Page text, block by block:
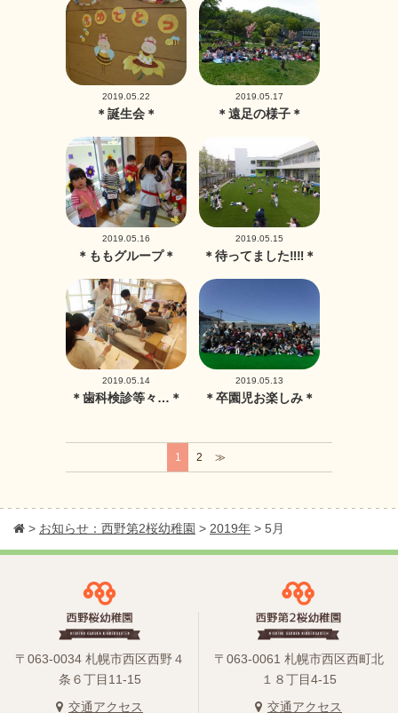
2019.05.22
＊誕生会＊
2019.05.17
＊遠足の様子＊
2019.05.16
＊ももグループ＊
2019.05.15
＊待ってました‼‼＊
2019.05.14
＊歯科検診等々…＊
2019.05.13
＊卒園児お楽しみ＊
1 2 ≫
> お知らせ：西野第2桜幼稚園 > 2019年 > 5月
〒063-0034 札幌市西区西野４
条６丁目11-15
交通アクセス
〒063-0061 札幌市西区西町北
１８丁目4-15
交通アクセス